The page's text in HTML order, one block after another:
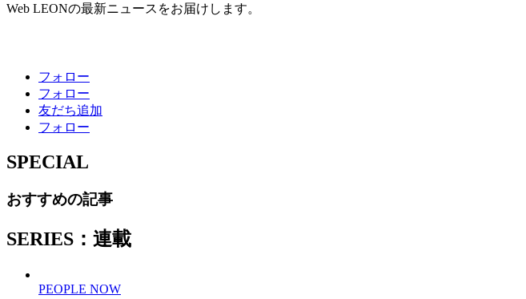
Web LEONの最新ニュースをお届けします。
フォロー
フォロー
友だち追加
フォロー
SPECIAL
おすすめの記事
SERIES：連載
PEOPLE NOW